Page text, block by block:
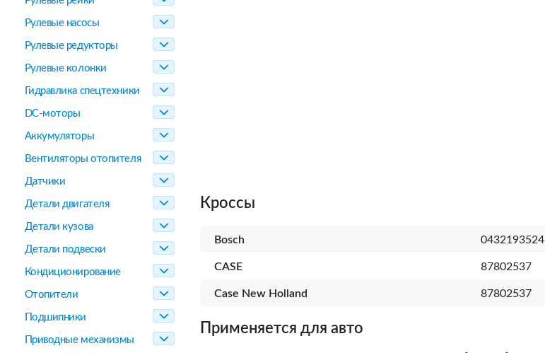
Рулевые насосы
Рулевые редукторы
Рулевые колонки
Гидравлика спецтехники
DC-моторы
Аккумуляторы
Вентиляторы отопителя
Датчики
Детали двигателя
Детали кузова
Детали подвески
Кондиционирование
Отопители
Подшипники
Приводные механизмы
Кроссы
Bosch 0432193524
CASE 87802537
Case New Holland 87802537
Применяется для авто